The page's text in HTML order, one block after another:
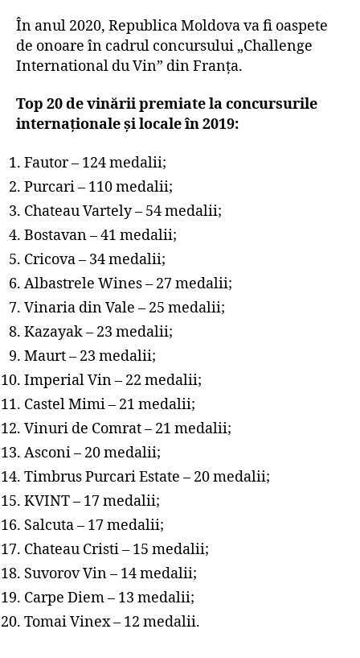
În anul 2020, Republica Moldova va fi oaspete
de onoare în cadrul concursului „Challenge
International du Vin” din Franța.
Top 20 de vinării premiate la concursurile
internaționale și locale în 2019:
Fautor – 124 medalii;
Purcari – 110 medalii;
Chateau Vartely – 54 medalii;
Bostavan – 41 medalii;
Cricova – 34 medalii;
Albastrele Wines – 27 medalii;
Vinaria din Vale – 25 medalii;
Kazayak – 23 medalii;
Maurt – 23 medalii;
Imperial Vin – 22 medalii;
Castel Mimi – 21 medalii;
Vinuri de Comrat – 21 medalii;
Asconi – 20 medalii;
Timbrus Purcari Estate – 20 medalii;
KVINT – 17 medalii;
Salcuta – 17 medalii;
Chateau Cristi – 15 medalii;
Suvorov Vin – 14 medalii;
Carpe Diem – 13 medalii;
Tomai Vinex – 12 medalii.